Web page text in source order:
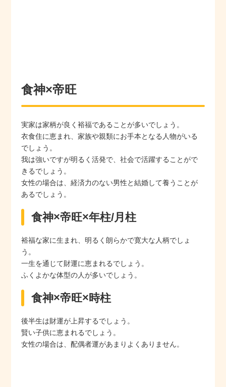
食神×帝旺
実家は家柄が良く裕福であることが多いでしょう。
衣食住に恵まれ、家族や親類にお手本となる人物がいる
でしょう。
我は強いですが明るく活発で、社会で活躍することがで
きるでしょう。
女性の場合は、経済力のない男性と結婚して養うことが
あるでしょう。
食神×帝旺×年柱/月柱
裕福な家に生まれ、明るく朗らかで寛大な人柄でしょ
う。
一生を通じて財運に恵まれるでしょう。
ふくよかな体型の人が多いでしょう。
食神×帝旺×時柱
後半生は財運が上昇するでしょう。
賢い子供に恵まれるでしょう。
女性の場合は、配偶者運があまりよくありません。